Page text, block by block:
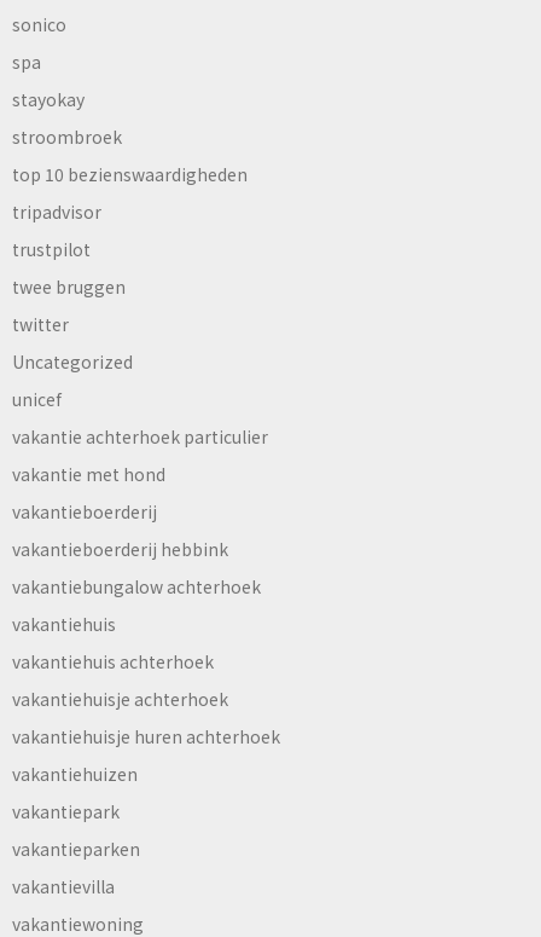
sonico
spa
stayokay
stroombroek
top 10 bezienswaardigheden
tripadvisor
trustpilot
twee bruggen
twitter
Uncategorized
unicef
vakantie achterhoek particulier
vakantie met hond
vakantieboerderij
vakantieboerderij hebbink
vakantiebungalow achterhoek
vakantiehuis
vakantiehuis achterhoek
vakantiehuisje achterhoek
vakantiehuisje huren achterhoek
vakantiehuizen
vakantiepark
vakantieparken
vakantievilla
vakantiewoning